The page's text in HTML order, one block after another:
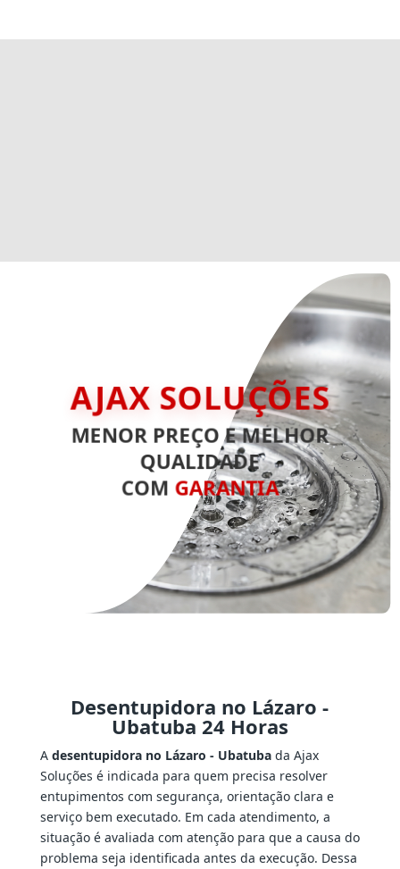
AJAX SOLUÇÕES
MENOR PREÇO E MELHOR
QUALIDADE
COM GARANTIA
Desentupidora no Lázaro -
Ubatuba 24 Horas
A desentupidora no Lázaro - Ubatubada Ajax
Soluções é indicada para quem precisa resolver
entupimentos com segurança, orientação clara e
serviço bem executado. Em cada atendimento, a
situação é avaliada com atenção para que a causa do
problema seja identificada antes da execução. Dessa